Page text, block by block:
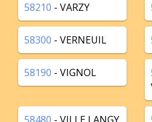
58210 - VARZY
58300 - VERNEUIL
58190 - VIGNOL